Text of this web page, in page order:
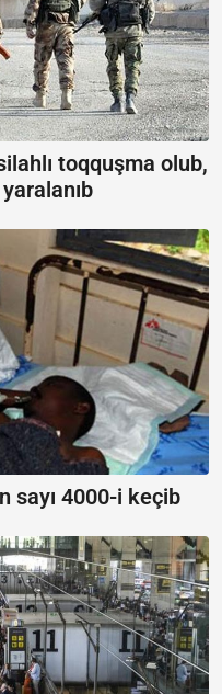
toqquşma olub,
sayı 4000-i keçib